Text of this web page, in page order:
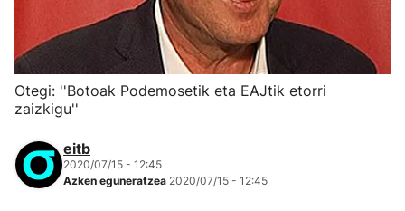
Otegi: ''Botoak Podemosetik eta EAJtik etorri
zaizkigu''
eitb
2020/07/15 - 12:45
Azken eguneratzea 2020/07/15 - 12:45